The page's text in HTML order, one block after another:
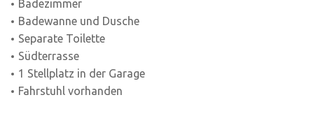
Badezimmer
Badewanne und Dusche
Separate Toilette
Südterrasse
1 Stellplatz in der Garage
Fahrstuhl vorhanden